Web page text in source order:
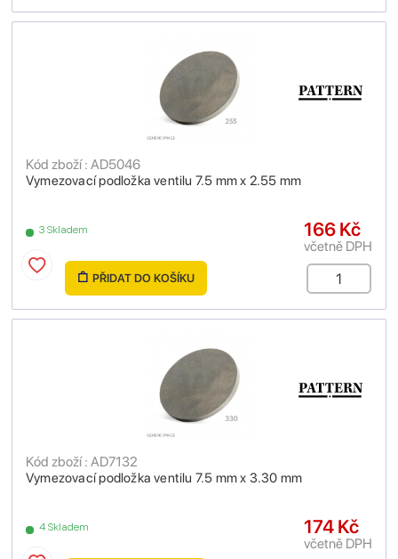
Vymezovací podložka ventilu 7.5 mm x 2.55 mm
Kód zboží : AD5046
3 Skladem 166 Kč
včetně DPH
PŘIDAT DO KOŠÍKU
Vymezovací podložka ventilu 7.5 mm x 3.30 mm
Kód zboží : AD7132
4 Skladem 174 Kč
včetně DPH